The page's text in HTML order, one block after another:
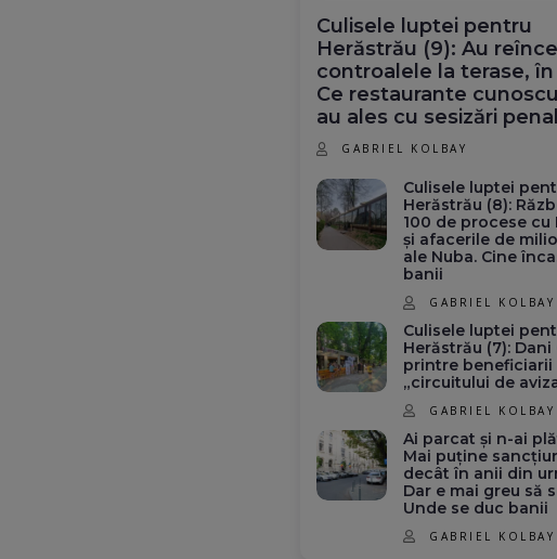
Culisele luptei pentru
Herăstrău (9): Au
controalele la terase, în
Ce restaurante
au ales cu sesizări
GABRIEL KOLBAY
Culisele luptei
Herăstrău (8):
100 de procese cu
și afacerile de
ale Nuba. Cine
banii
GABRIEL KOLBAY
Culisele luptei
Herăstrău (7): Dani
printre beneficiarii
„circuitului de
GABRIEL KOLBAY
Ai parcat și n-ai
Mai puține
decât în anii din
Dar e mai greu să
Unde se duc banii
GABRIEL KOLBAY